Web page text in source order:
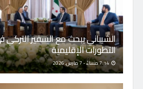
الشيباني يبحث مع السفير
التطورات الإقليمية